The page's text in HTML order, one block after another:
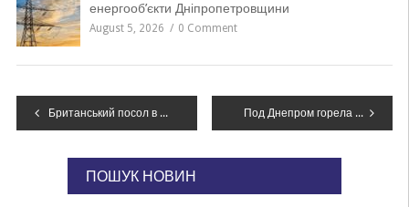
енергооб’єкти Дніпропетровщини
August 5, 2026 0 Comment
Навігація
Британський посол в Ірані заперечив, що брав участь у демонстраціях Под Днепром горела пристройка, есть погибший, – ФОТО
ПОШУК НОВИН